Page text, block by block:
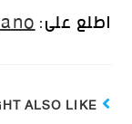
اطلع على:
ALSO LIKE